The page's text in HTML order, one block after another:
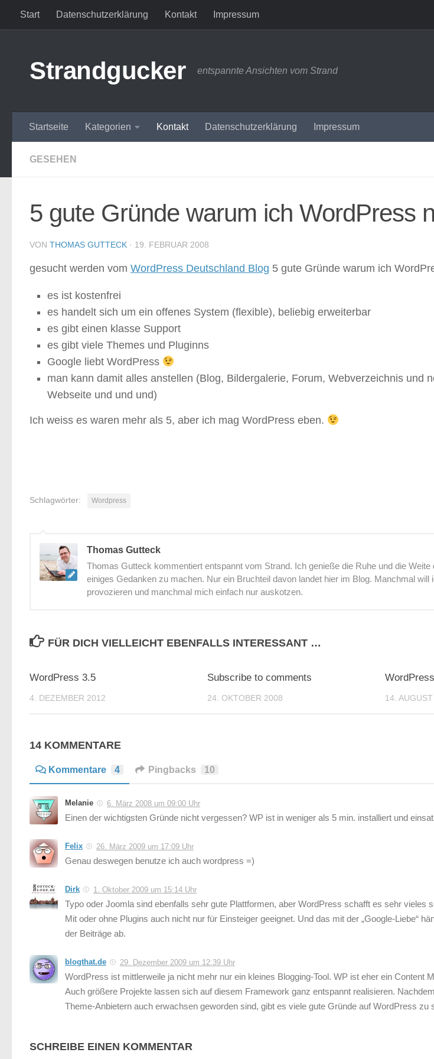
Zum Inhalt springen
Start Datenschutzerklärung Kontakt Impressum
Strandgucker entspannte Ansichten vom Strand
Startseite Kategorien Kontakt Datenschutzerklärung Impressum
GESEHEN
5 gute Gründe warum ich WordPress
VON THOMAS GUTTECK · 19. FEBRUAR 2008
gesucht werden vom WordPress Deutschland Blog 5 gute Gründe warum ich
es ist kostenfrei
es handelt sich um ein offenes System (flexible), beliebig erweiterbar
es gibt einen klasse Support
es gibt viele Themes und Pluginns
Google liebt WordPress
man kann damit alles anstellen (Blog, Bildergalerie, Forum, Webverzeichnis und
Webseite und und und)
Ich weiss es waren mehr als 5, aber ich mag WordPress eben.
Schlagwörter: Wordpress
Thomas Gutteck
Thomas Gutteck kommentiert entspannt vom Strand. Ich genieße die Ruhe und die
einiges Gedanken zu machen. Nur ein Bruchteil davon landet hier im Blog. Manchmal will
provozieren und manchmal mich einfach nur auskotzen.
FÜR DICH VIELLEICHT EBENFALLS INTERESSANT …
WordPress 3.5
4. DEZEMBER 2012
Subscribe to comments
24. OKTOBER 2008 14.
14 KOMMENTARE
Kommentare 4 Pingbacks 10
Melanie 6. März 2008 um 09:00 Uhr
Einen der wichtigsten Gründe nicht vergessen? WP ist in weniger als 5 min. installiert und
Felix 26. März 2009 um 17:09 Uhr
Genau deswegen benutze ich auch wordpress =)
Dirk 1. Oktober 2009 um 15:14 Uhr
Typo oder Joomla sind ebenfalls sehr gute Plattformen, aber WordPress schafft es sehr vieles
Mit oder ohne Plugins auch nicht nur für Einsteiger geeignet. Und das mit der „Google-Liebe“
der Beiträge ab.
blogthat.de 29. Dezember 2009 um 12:39 Uhr
WordPress ist mittlerweile ja nicht mehr nur ein kleines Blogging-Tool. WP ist eher ein Content
Auch größere Projekte lassen sich auf diesem Framework ganz entspannt realisieren.
Theme-Anbietern auch erwachsen geworden sind, gibt es viele gute Gründe auf WordPress zu
SCHREIBE EINEN KOMMENTAR